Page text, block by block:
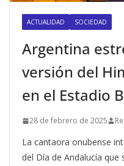
ACTUALIDAD SOCIEDAD
Argentina
versión del
en el Estadio
28 de febrero de 2025
La cantaora onubense
del Día de Andalucía que